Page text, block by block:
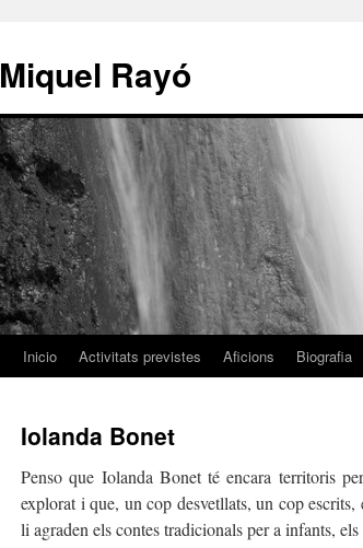
Miquel Rayó
Inicio Activitats previstes Aficions Biografia
Iolanda Bonet
Penso que Iolanda Bonet té encara territoris
explorat i que, un cop desvetllats, un cop
li agraden els contes tradicionals per a infants,